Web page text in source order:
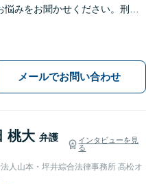
悩みをお聞かせください。刑事
ら抜け出すお手伝いをします。
メールでお問い合わせ
桃大 弁護
インタビューを見
る
人山本・坪井綜合法律事務所 高松オ